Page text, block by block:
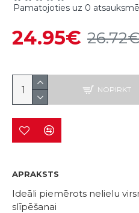
Pamatojoties uz 0
24.95€
NOPIRKT
APRAKSTS
Ideāli piemērots nelielu
slīpēšanai